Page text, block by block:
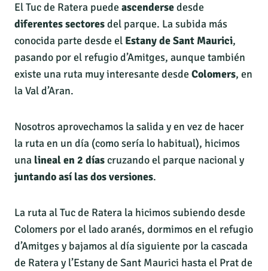
El Tuc de Ratera puede ascendersedesde
diferentes sectoresdel parque. La subida más
conocida parte desde el Estany de Sant Maurici,
pasando por el refugio d’Amitges, aunque también
existe una ruta muy interesante desde Colomers, en
la Val d’Aran.
Nosotros aprovechamos la salida y en vez de hacer
la ruta en un día (como sería lo habitual), hicimos
una lineal en 2 díascruzando el parque nacional y
juntando así las dos versiones.
La ruta al Tuc de Ratera la hicimos subiendo desde
Colomers por el lado aranés, dormimos en el refugio
d’Amitges y bajamos al día siguiente por la cascada
de Ratera y l’Estany de Sant Maurici hasta el Prat de